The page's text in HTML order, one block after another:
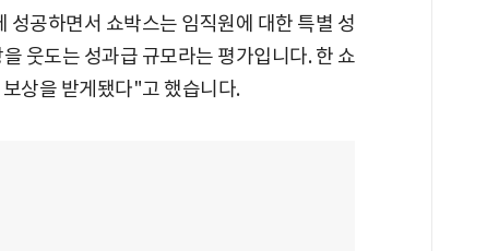
성공하면서 쇼박스는 임직원에 대한 특별 성
웃도는 성과급 규모라는 평가입니다. 한 쇼
상을 받게됐다"고 했습니다.